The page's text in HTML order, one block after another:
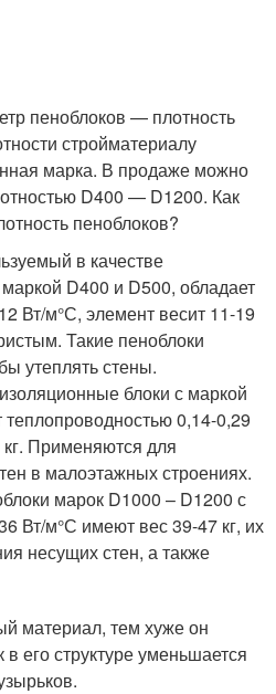
пеноблоков — плотность
стройматериалу
марка. В продаже можно
D400 — D1200. Как
пеноблоков?
в качестве
D400 и D500, обладает
Вт/м°С, элемент весит 11-19
Такие пеноблоки
утеплять стены.
блоки с маркой
0,14-0,29
Применяются для
в малоэтажных строениях.
марок D1000 – D1200 с
Вт/м°С имеют вес 39-47 кг, их
несущих стен, а также
материал, тем хуже он
в его структуре уменьшается